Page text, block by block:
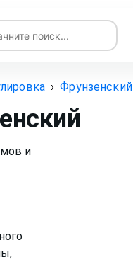
поиск...
› Фрунзенский
и